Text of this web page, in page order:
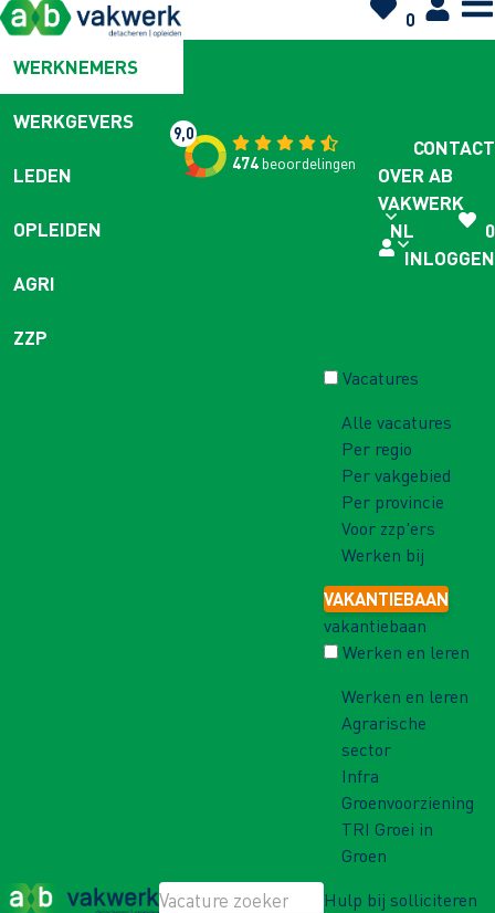
0
WERKNEMERS
WERKGEVERS
LEDEN
OPLEIDEN
AGRI
ZZP
9,0
474beoordelingen
CONTACT
OVER AB
VAKWERK
NL
0
INLOGGEN
Vacatures
Alle vacatures
Per regio
Per vakgebied
Per provincie
Voor zzp'ers
Werken bij
VAKANTIEBAAN
vakantiebaan
Werken en leren
Werken en leren
Agrarische
sector
Infra
Groenvoorziening
TRI Groei in
Groen
Hulp bij solliciteren